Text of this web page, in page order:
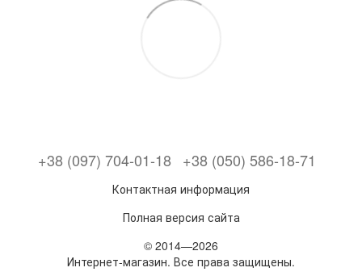
+38 (097) 704-01-18 +38 (050) 586-18-71
Контактная информация
Полная версия сайта
© 2014—2026
Интернет-магазин. Все права защищены.